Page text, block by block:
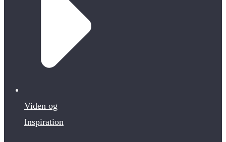
Viden og
Inspiration